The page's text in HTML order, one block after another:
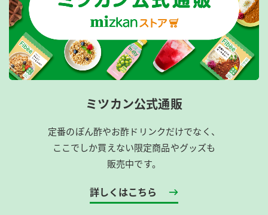
ミツカン公式通販
定番のぽん酢やお酢ドリンクだけでなく、
ここでしか買えない限定商品やグッズも
販売中です。
詳しくはこちら